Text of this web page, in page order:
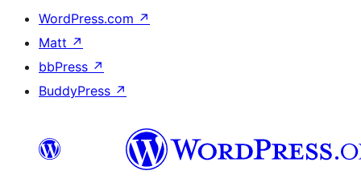
WordPress.com ↗
Matt ↗
bbPress ↗
BuddyPress ↗